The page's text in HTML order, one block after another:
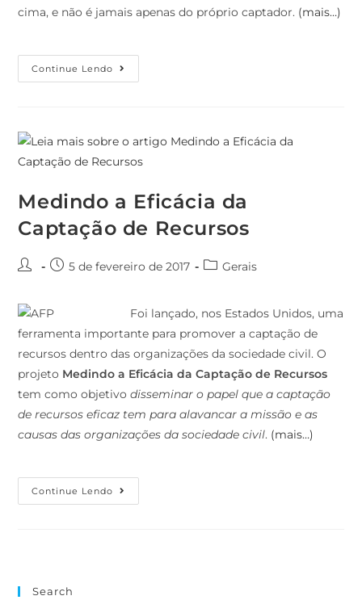
cima, e não é jamais apenas do próprio captador. (mais…)
Continue Lendo
Medindo a Eficácia da
Captação de Recursos
5 de fevereiro de 2017 Gerais
Foi lançado, nos Estados Unidos, uma
ferramenta importante para promover a captação de
recursos dentro das organizações da sociedade civil. O
projeto Medindo a Eficácia da Captação de Recursos
tem como objetivodisseminar o papel que a captação
de recursos eficaz tem para alavancar a missão e as
causas das organizações da sociedade civil. (mais…)
Continue Lendo
Search